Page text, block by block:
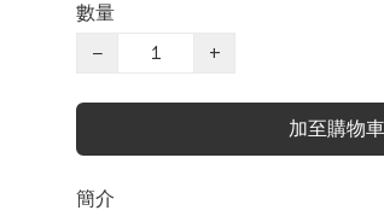
數量
−
+
加至購物車
簡介